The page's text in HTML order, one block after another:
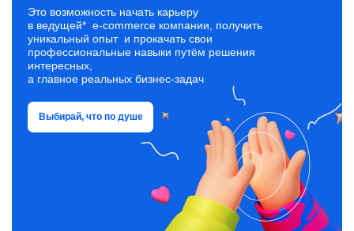
процессах: приёмка, размещение, отбор, упаковка
и отгрузка.
Это возможность начать карьеру
в ведущей* e‑commerce компании, получить
уникальный опыт и прокачать свои
профессиональные навыки путём решения
интересных,
а главное реальных бизнес‑задач
Выбирай, что по душе